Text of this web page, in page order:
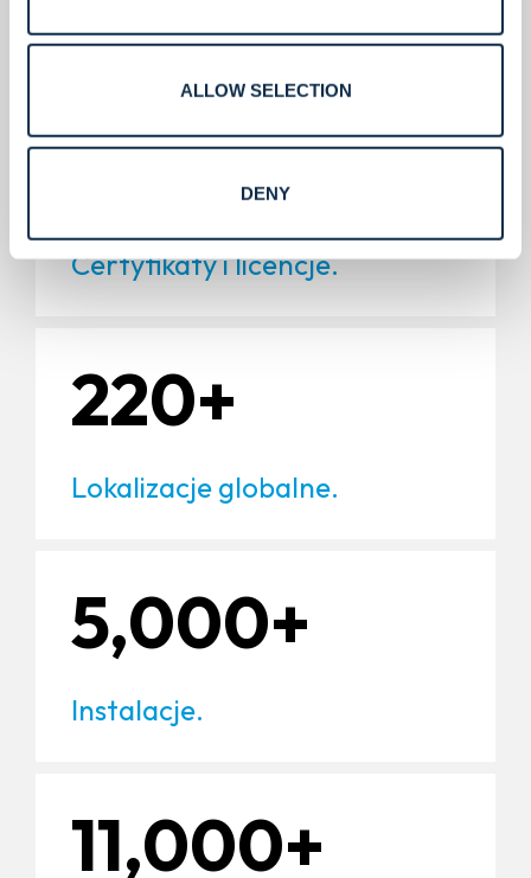
ALLOW SELECTION
DENY
technologiczni.
400+
Certyfikaty i licencje.
220+
Lokalizacje globalne.
5,000+
Instalacje.
11,000+